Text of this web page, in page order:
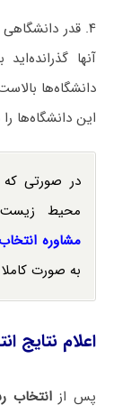
۴. قدر
آنها
دانشگاه‌ها
این دانشگاه‌ها
در صورتی
محیط‌ زیست
مشاوره
به صورت
اعلام نتایج
پس ازانتخاب